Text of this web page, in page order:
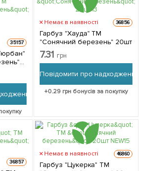
35157
Немає в наявності 36856
Гарбуз "Хауда" ТМ
"Сонячний березень" 20шт
7.31 грн
Повідомити про надходження
+0.29грн бонусів за покупку
36857
Немає в наявності 46860
Гарбуз "Цукерка" ТМ